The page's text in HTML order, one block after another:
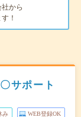
から
！
サポート
み WEB登録OK